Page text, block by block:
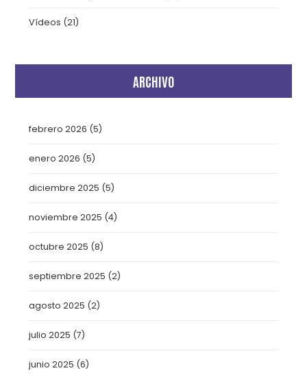
Vídeos (21)
ARCHIVO
febrero 2026 (5)
enero 2026 (5)
diciembre 2025 (5)
noviembre 2025 (4)
octubre 2025 (8)
septiembre 2025 (2)
agosto 2025 (2)
julio 2025 (7)
junio 2025 (6)